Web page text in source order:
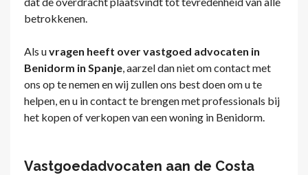
betrokkenen.
Als uvragen heeft over vastgoed advocaten in
Benidorm in Spanje, aarzel dan niet om contact met
ons op te nemen en wij zullen ons best doen om u te
helpen, en u in contact te brengen met professionals bij
het kopen of verkopen van een woning in Benidorm.
Vastgoedadvocaten aan de Costa